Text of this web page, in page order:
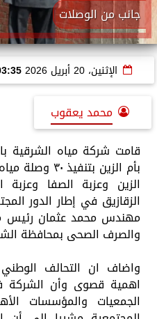
جانب من الوصلات
الإثنين، 20 أبريل 2026 03:35
محمد يعقوب
قامت شركة مياه الشرقية
بأم الزين
الزين وعزبة الصفا وعزبة
الزقازيق في إطار الدور
مهندس محمد عثمان رئيس
والصرف الصحى بمحافظة
واضاف ان التحالف
اهمية قصوى وأن
الجمعيات والمؤسسات